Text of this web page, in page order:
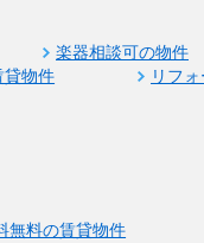
楽器相談可の物件
貸物件 リフ
無料の賃貸物件